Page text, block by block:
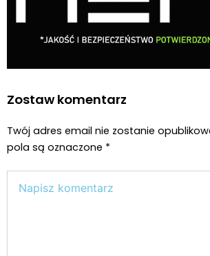
Zostaw komentarz
Twój adres email nie zostanie
pola są oznaczone *
tutaj..